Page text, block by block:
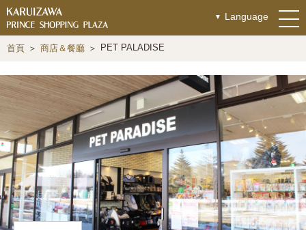
Language
首頁 商店＆餐廳 PET PALADISE